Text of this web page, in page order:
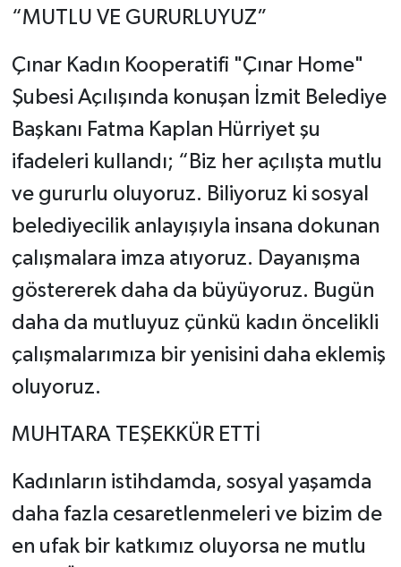
“MUTLU VE GURURLUYUZ”
Çınar Kadın Kooperatifi "Çınar Home"
Şubesi Açılışında konuşan İzmit Belediye
Başkanı Fatma Kaplan Hürriyet şu
ifadeleri kullandı; “Biz her açılışta mutlu
ve gururlu oluyoruz. Biliyoruz ki sosyal
belediyecilik anlayışıyla insana dokunan
çalışmalara imza atıyoruz. Dayanışma
göstererek daha da büyüyoruz. Bugün
daha da mutluyuz çünkü kadın öncelikli
çalışmalarımıza bir yenisini daha eklemiş
oluyoruz.
MUHTARA TEŞEKKÜR ETTİ
Kadınların istihdamda, sosyal yaşamda
daha fazla cesaretlenmeleri ve bizim de
en ufak bir katkımız oluyorsa ne mutlu